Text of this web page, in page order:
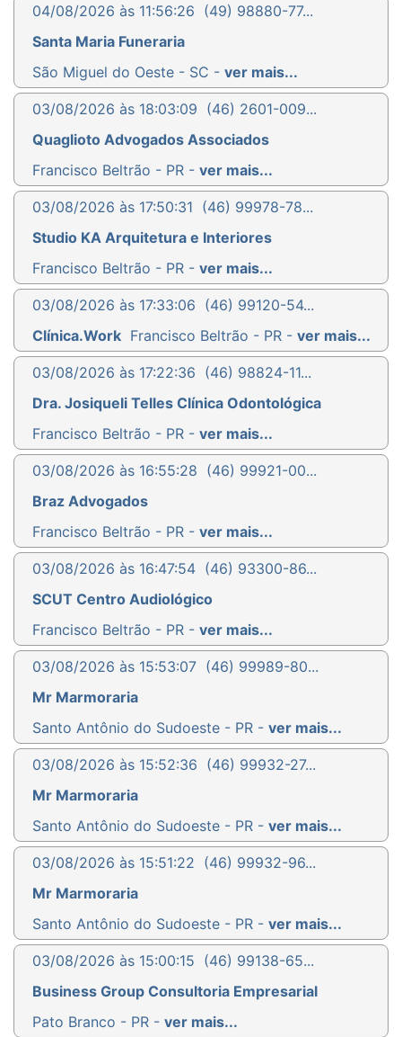
04/08/2026 às 11:56:26 (49) 98880-77...
Santa Maria Funeraria
São Miguel do Oeste - SC - ver mais...
03/08/2026 às 18:03:09 (46) 2601-009...
Quaglioto Advogados Associados
Francisco Beltrão - PR - ver mais...
03/08/2026 às 17:50:31 (46) 99978-78...
Studio KA Arquitetura e Interiores
Francisco Beltrão - PR - ver mais...
03/08/2026 às 17:33:06 (46) 99120-54...
Clínica.Work Francisco Beltrão - PR - ver mais...
03/08/2026 às 17:22:36 (46) 98824-11...
Dra. Josiqueli Telles Clínica Odontológica
Francisco Beltrão - PR - ver mais...
03/08/2026 às 16:55:28 (46) 99921-00...
Braz Advogados
Francisco Beltrão - PR - ver mais...
03/08/2026 às 16:47:54 (46) 93300-86...
SCUT Centro Audiológico
Francisco Beltrão - PR - ver mais...
03/08/2026 às 15:53:07 (46) 99989-80...
Mr Marmoraria
Santo Antônio do Sudoeste - PR - ver mais...
03/08/2026 às 15:52:36 (46) 99932-27...
Mr Marmoraria
Santo Antônio do Sudoeste - PR - ver mais...
03/08/2026 às 15:51:22 (46) 99932-96...
Mr Marmoraria
Santo Antônio do Sudoeste - PR - ver mais...
03/08/2026 às 15:00:15 (46) 99138-65...
Business Group Consultoria Empresarial
Pato Branco - PR - ver mais...